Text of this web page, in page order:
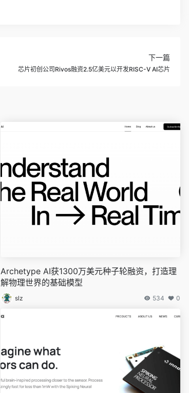
下一篇
芯片初创公司Rivos融资2.5亿美元以开发RISC-V AI芯片
Archetype AI获1300万美元种子轮融资，打造理
解物理世界的基础模型
slz 534 0